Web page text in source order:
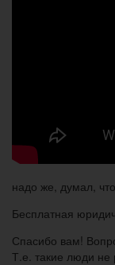
надо же, думал,
Бесплатная
Спасибо вам!
Т.е. такие люди не